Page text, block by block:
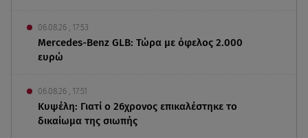
06.08.26 , 17:53
Mercedes-Benz GLB: Τώρα με όφελος 2.000
ευρώ
06.08.26 , 17:51
Κυψέλη: Γιατί ο 26χρονος επικαλέστηκε το
δικαίωμα της σιωπής